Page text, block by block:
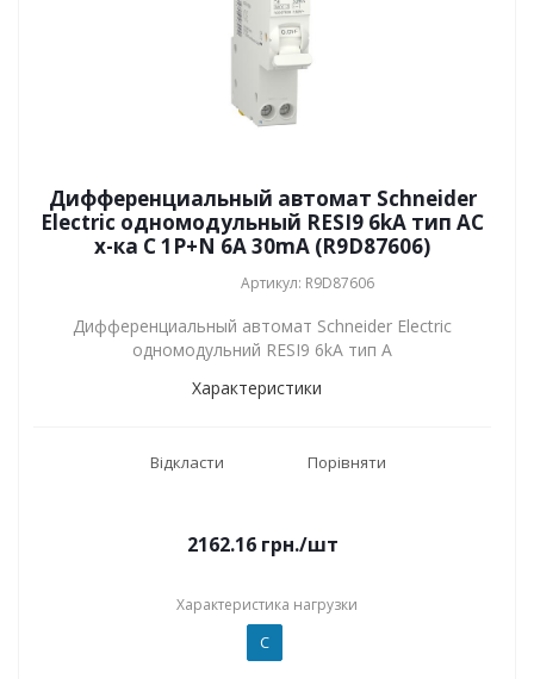
Дифференциальный автомат Schneider
Electric одномодульный RESI9 6kA тип АC
х-ка C 1P+N 6А 30mA (R9D87606)
Артикул: R9D87606
Дифференциальный автомат Schneider Electric
одномодульний RESI9 6kA тип А
Характеристики
Відкласти Порівняти
2162.16 грн./шт
Характеристика нагрузки
C